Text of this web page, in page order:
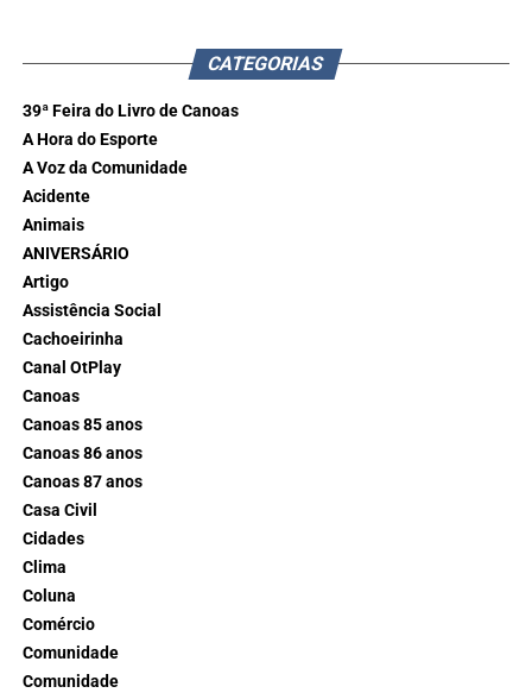
CATEGORIAS
39ª Feira do Livro de Canoas
A Hora do Esporte
A Voz da Comunidade
Acidente
Animais
ANIVERSÁRIO
Artigo
Assistência Social
Cachoeirinha
Canal OtPlay
Canoas
Canoas 85 anos
Canoas 86 anos
Canoas 87 anos
Casa Civil
Cidades
Clima
Coluna
Comércio
Comunidade
Comunidade